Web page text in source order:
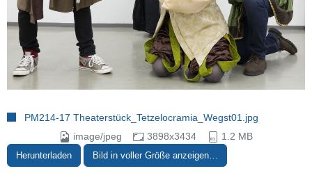
PM214-17 Theaterstück_Tetzelocramia_Wegst01.jpg
image/jpeg
3898x3434 1.2 MB
Herunterladen Bild in voller Größe anzeigen…